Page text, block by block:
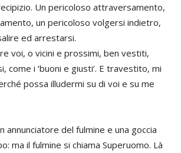
Un pericoloso attraversamento,
un pericoloso volgersi indietro,
ed arrestarsi.
voi, o vicini e prossimi, ben vestiti,
come i ‘buoni e giusti’. E travestito, mi
possa illudermi su di voi e su me
annunciatore del fulmine e una goccia
ma il fulmine si chiama Superuomo. Là